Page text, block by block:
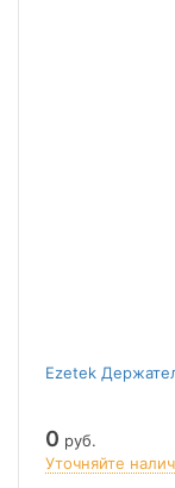
Ezetek
0 руб.
Уточняйте